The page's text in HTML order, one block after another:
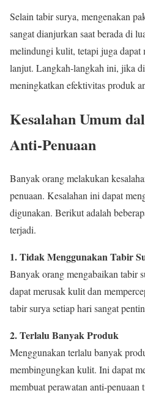
Selain tabir surya, mengenakan
sangat dianjurkan saat berada di
melindungi kulit, tetapi juga dapat
lanjut. Langkah-langkah ini, jika
meningkatkan efektivitas produk
Kesalahan Umum
Anti-Penuaan
Banyak orang melakukan
penuaan. Kesalahan ini dapat
digunakan. Berikut adalah
terjadi.
1. Tidak Menggunakan Tabir
Banyak orang mengabaikan tabir
dapat merusak kulit dan
tabir surya setiap hari sangat
2. Terlalu Banyak Produk
Menggunakan terlalu banyak
membingungkan kulit. Ini dapat
membuat perawatan anti-